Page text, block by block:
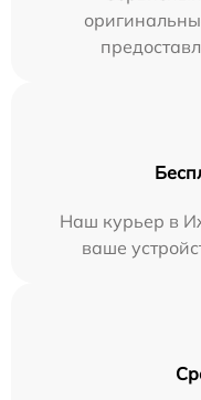
Наш курьер в
ваше